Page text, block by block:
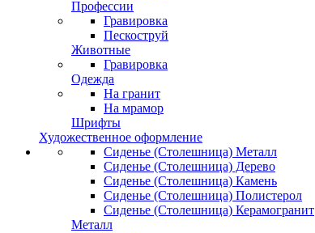
Профессии
Гравировка
Пескоструй
Животные
Гравировка
Одежда
На гранит
На мрамор
Шрифты
Художественное оформление
Сиденье (Столешница) Металл
Сиденье (Столешница) Дерево
Сиденье (Столешница) Камень
Сиденье (Столешница) Полистерол
Сиденье (Столешница) Керамогранит
Металл